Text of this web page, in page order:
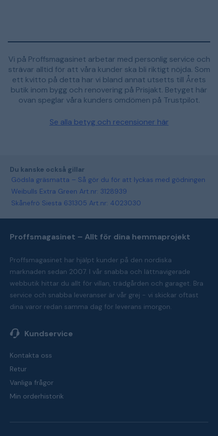
Vi på Proffsmagasinet arbetar med personlig service och
strävar alltid för att våra kunder ska bli riktigt nöjda. Som
ett kvitto på detta har vi bland annat utsetts till Årets
butik inom bygg och renovering på Prisjakt. Betyget här
ovan speglar våra kunders omdömen på Trustpilot.
Se alla betyg och recensioner här
Du kanske också gillar
Gödsla gräsmatta – Så gör du för att lyckas med gödningen
Weibulls Extra Green Art.nr: 3128939
Skånefrö Siesta 631305 Art.nr: 4023030
Proffsmagasinet – Allt för dina hemmaprojekt
Proffsmagasinet har hjälpt kunder på den nordiska
marknaden sedan 2007. I vår snabba och lättnavigerade
webbutik hittar du allt för villan, trädgården och garaget. Bra
service och snabba leveranser är vår grej - vi skickar oftast
dina varor redan samma dag för leverans imorgon.
Kundservice
Kontakta oss
Retur
Vanliga frågor
Min orderhistorik